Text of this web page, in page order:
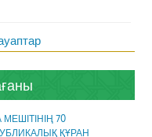
70
ҚҰРАН